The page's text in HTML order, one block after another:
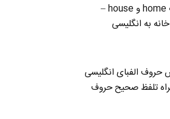
تفاوت home و house –
به انگلیسی
حروف الفبای انگلیسی
تلفظ صحیح حروف